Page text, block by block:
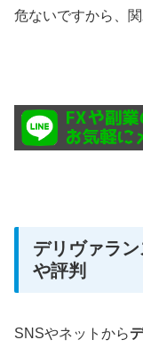
危ないですから、
デリヴァラ
や評判
SNSやネットから